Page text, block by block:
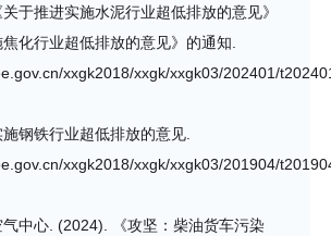
于推进实施水泥行业超低排放的意见》
焦化行业超低排放的意见》的通知.
xxgk2018/xxgk/xxgk03/202401/
钢铁行业超低排放的意见.
xxgk2018/xxgk/xxgk03/201904/
中心. (2024). 《攻坚：柴油货车污染